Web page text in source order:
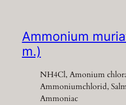
Ammonium
m.)
NH4Cl, Amonium
Ammoniumchlorid,
Ammoniac